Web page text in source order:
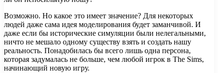
Возможно. Но какое это имеет значение? Для некоторых
людей даже сама идея моделирования будет заманчивой. И
даже если бы исторические симуляции были нелегальными,
ничто не мешало одному существу взять и создать нашу
реальность. Понадобилась бы всего лишь одна персона,
которая задумалась не больше, чем любой игрок в The Sims,
начинающий новую игру.